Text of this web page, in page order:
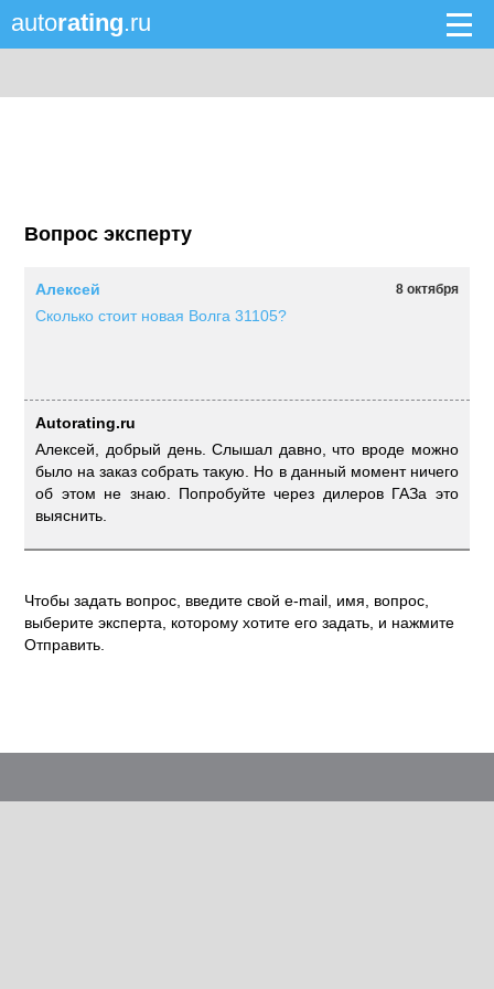
autorating.ru
Вопрос эксперту
8 октября
Алексей
Сколько стоит новая Волга 31105?
Autorating.ru
Алексей, добрый день. Слышал давно, что вроде можно
было на заказ собрать такую. Но в данный момент ничего
об этом не знаю. Попробуйте через дилеров ГАЗа это
выяснить.
Чтобы задать вопрос, введите свой e-mail, имя, вопрос,
выберите эксперта, которому хотите его задать, и нажмите
Отправить.